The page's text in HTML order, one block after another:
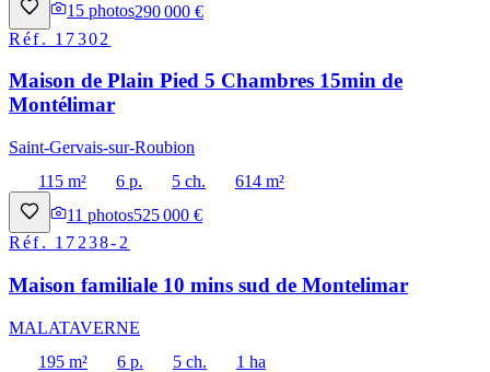
15 photos290 000 €
Réf. 17302
Maison de Plain Pied 5 Chambres 15min de
Montélimar
Saint-Gervais-sur-Roubion
115 m²
6 p. 5 ch.
614 m²
11 photos525 000 €
Réf. 17238-2
Maison familiale 10 mins sud de Montelimar
MALATAVERNE
195 m²
6 p. 5 ch.
1 ha